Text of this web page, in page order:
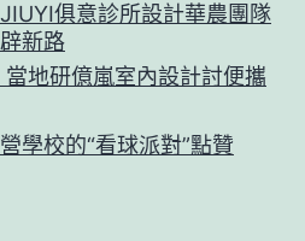
俱意診所設計華農團隊
新路
地研億嵐室內設計討便攜
學校的“看球派對”點贊